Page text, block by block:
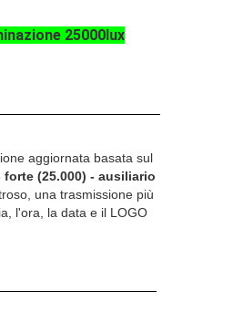
25000lux
aggiornata basata sul
(25.000) - ausiliario
una trasmissione più
l'ora, la data e il LOGO